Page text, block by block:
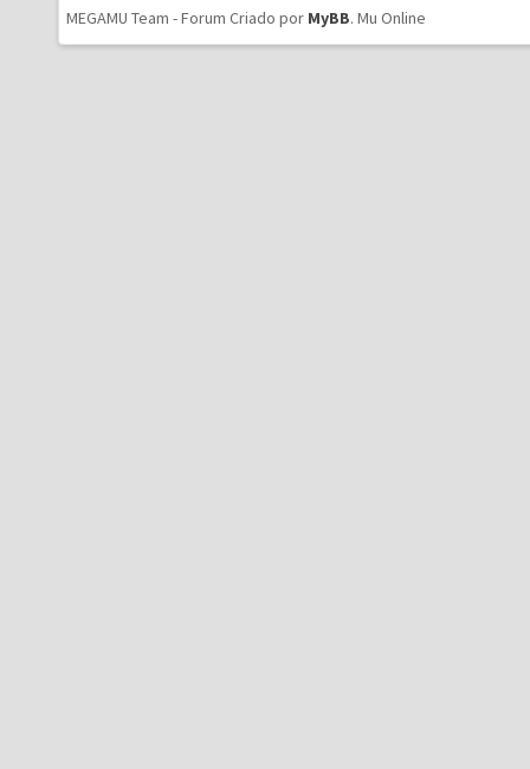
MEGAMU Team - Forum Criado por MyBB. Mu Online